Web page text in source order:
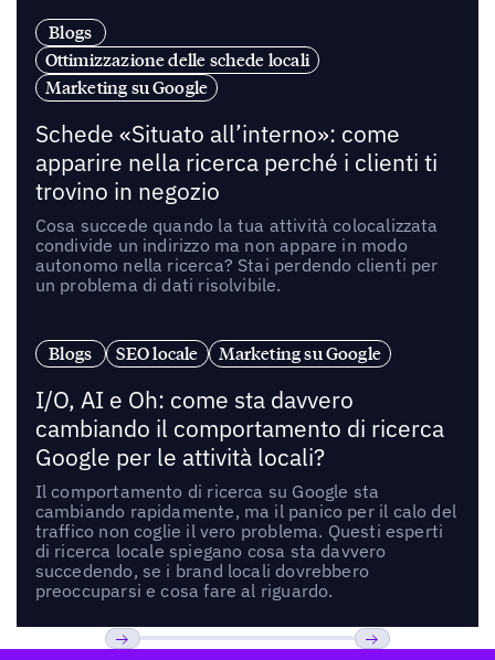
Blogs
Ottimizzazione delle schede locali
Marketing su Google
Schede «Situato all’interno»: come
apparire nella ricerca perché i clienti ti
trovino in negozio
Cosa succede quando la tua attività colocalizzata
condivide un indirizzo ma non appare in modo
autonomo nella ricerca? Stai perdendo clienti per
un problema di dati risolvibile.
Blogs SEO locale Marketing su Google
I/O, AI e Oh: come sta davvero
cambiando il comportamento di ricerca
Google per le attività locali?
Il comportamento di ricerca su Google sta
cambiando rapidamente, ma il panico per il calo del
traffico non coglie il vero problema. Questi esperti
di ricerca locale spiegano cosa sta davvero
succedendo, se i brand locali dovrebbero
preoccuparsi e cosa fare al riguardo.